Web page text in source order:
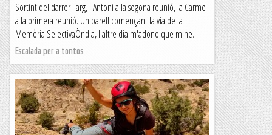
Sortint del darrer llarg, l'Antoni a la segona reunió, la Carme
a la primera reunió. Un parell començant la via de la
Memòria SelectivaÒndia, l'altre dia m'adono que m'he...
Escalada per a tontos